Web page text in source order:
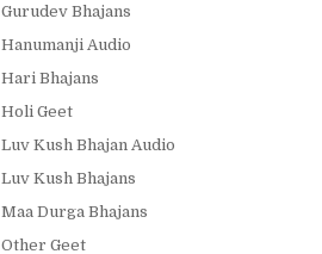
Gurudev Bhajans
Hanumanji Audio
Hari Bhajans
Holi Geet
Luv Kush Bhajan Audio
Luv Kush Bhajans
Maa Durga Bhajans
Other Geet